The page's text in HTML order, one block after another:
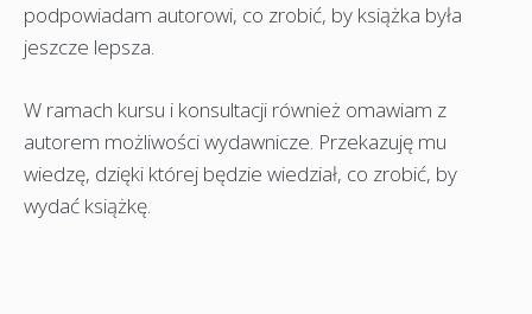
podpowiadam autorowi, co zrobić, by książka była
jeszcze lepsza.
W ramach kursu i konsultacji również omawiam z
autorem możliwości wydawnicze. Przekazuję mu
wiedzę, dzięki której będzie wiedział, co zrobić, by
wydać książkę.